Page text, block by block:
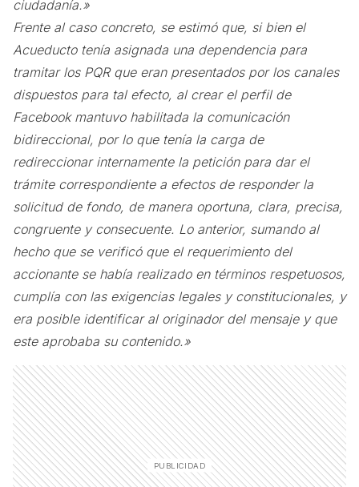
ciudadanía.»
Frente al caso concreto, se estimó que, si bien el
Acueducto tenía asignada una dependencia para
tramitar los PQR que eran presentados por los canales
dispuestos para tal efecto, al crear el perfil de
Facebook mantuvo habilitada la comunicación
bidireccional, por lo que tenía la carga de
redireccionar internamente la petición para dar el
trámite correspondiente a efectos de responder la
solicitud de fondo, de manera oportuna, clara, precisa,
congruente y consecuente. Lo anterior, sumando al
hecho que se verificó que el requerimiento del
accionante se había realizado en términos respetuosos,
cumplía con las exigencias legales y constitucionales, y
era posible identificar al originador del mensaje y que
este aprobaba su contenido.»